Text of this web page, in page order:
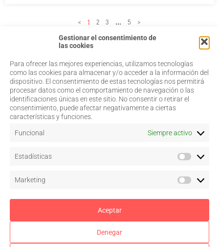
Gestionar el consentimiento de
las cookies
Para ofrecer las mejores experiencias, utilizamos tecnologías
como las cookies para almacenar y/o acceder a la información del
dispositivo. El consentimiento de estas tecnologías nos permitirá
procesar datos como el comportamiento de navegación o las
identificaciones únicas en este sitio. No consentir o retirar el
consentimiento, puede afectar negativamente a ciertas
características y funciones.
Funcional Siempre activo
Estadísticas
Marketing
Aceptar
Denegar
< 1 2 3 … 5 >
968 20 87 67
admin@coorm.org
Miguel Vivancos, 4
30007 Murcia
Salud Visual
Profesionales
Quiénes somos
Actualidad
Contacto
Acceso a colegiados
Síguenos en